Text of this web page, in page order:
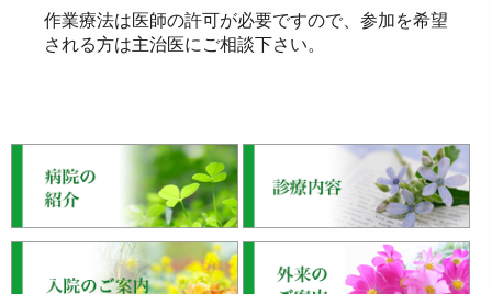
作業療法は医師の許可が必要ですので、参加を希望
される方は主治医にご相談下さい。